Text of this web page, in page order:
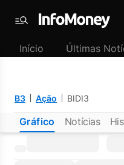
Menu
Início Últimas
B3 Ação BIDI3
Gráfico Notícias